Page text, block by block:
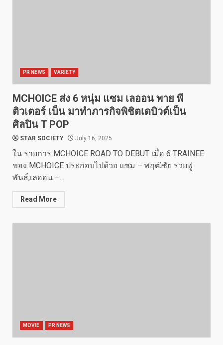
PR NEWS VARIETY
MCHOICE ส่ง 6 หนุ่ม แซม เลออน พาย พี
ติวเตอร์ เบ็น มาทำภารกิจพิชิตเดบิวต์เป็น
ศิลปิน T POP
STAR SOCIETY July 16, 2025
ใน รายการ MCHOICE ROAD TO DEBUT เมื่อ 6 TRAINEE
ของ MCHOICE ประกอบไปด้วย แซม – พฤฒิชัย รวยฟู
พันธ์,เลออน –...
Read More
MOVIE PR NEWS